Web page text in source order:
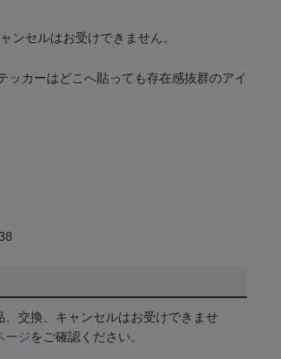
ンセルはお受けできません。
ッカーはどこへ貼っても存在感抜群のアイ
交換、キャンセルはお受けできませ
ージをご確認ください。